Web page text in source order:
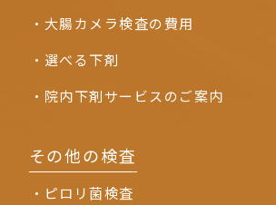
大腸カメラ検査の費用
選べる下剤
院内下剤サービスのご案内
その他の検査
ピロリ菌検査